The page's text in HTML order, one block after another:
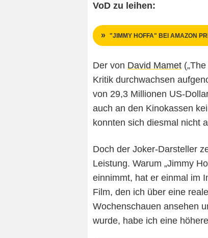
VoD zu leihen:
"JIMMY HOFFA" BEI AMAZON
Der von David Mamet
Kritik durchwachsen
von 29,3 Millionen US-
auch an den Kinokassen
konnten sich diesmal nicht
Doch der Joker-Darsteller
Leistung. Warum „Jimmy
einnimmt, hat er einmal im
Film, den ich über eine
Wochenschauen ansehen
wurde, habe ich eine